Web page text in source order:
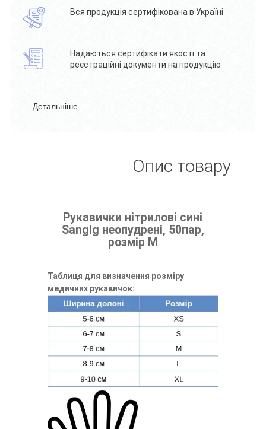
Вся продукція сертифікована в Україні
Надаються сертифікати якості та
реєстраційні документи на продукцію
Детальніше
Опис товару
Рукавички нітрилові сині
Sangig неопудрені, 50пар,
розмір M
Таблиця для визначення розміру
медичних рукавичок: